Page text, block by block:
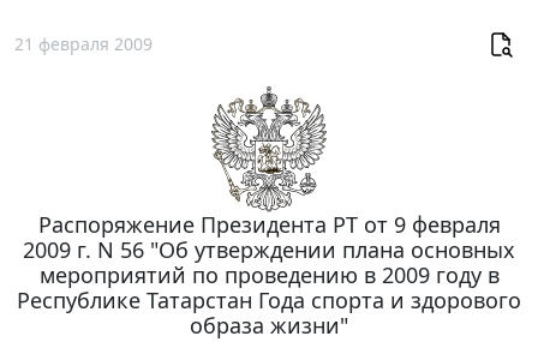
21 февраля 2009
Распоряжение Президента РТ от 9 февраля
2009 г. N 56 "Об утверждении плана основных
мероприятий по проведению в 2009 году в
Республике Татарстан Года спорта и здорового
образа жизни"